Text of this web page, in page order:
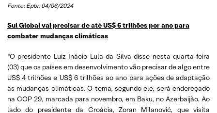
Fonte: Epbr, 04/06/2024
Sul Global vai precisar de até US$ 6 trilhões por ano para
combater mudanças climáticas
“O presidente Luiz Inácio Lula da Silva disse nesta quarta-feira
(03) que os países em desenvolvimento vão precisar de algo entre
US$ 4 trilhões e US$ 6 trilhões ao ano para ações de adaptação
às mudanças climáticas. O tema, segundo ele, será endereçado
na COP 29, marcada para novembro, em Baku, no Azerbaijão. Ao
lado do presidente da Croácia, Zoran Milanović, que visita